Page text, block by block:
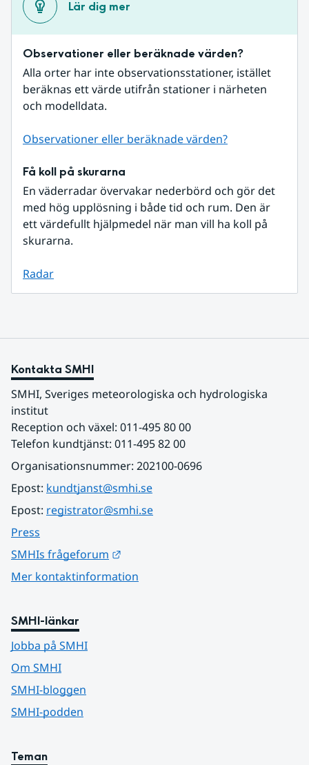
Lär dig mer
Observationer eller beräknade värden?
Alla orter har inte observationsstationer, istället
beräknas ett värde utifrån stationer i närheten
och modelldata.
Observationer eller beräknade värden?
Få koll på skurarna
En väderradar övervakar nederbörd och gör det
med hög upplösning i både tid och rum. Den är
ett värdefullt hjälpmedel när man vill ha koll på
skurarna.
Radar
Kontakta SMHI
SMHI, Sveriges meteorologiska och hydrologiska
institut
Reception och växel: 011-495 80 00
Telefon kundtjänst: 011-495 82 00
Organisationsnummer: 202100-0696
Epost: kundtjanst@smhi.se
Epost: registrator@smhi.se
Press
SMHIs frågeforum
Mer kontaktinformation
SMHI-länkar
Jobba på SMHI
Om SMHI
SMHI-bloggen
SMHI-podden
Teman